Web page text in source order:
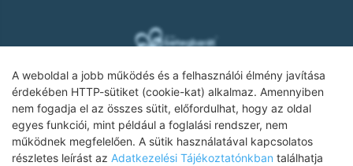
A weboldal a jobb működés és a felhasználói élmény javítása
érdekében HTTP-sütiket (cookie-kat) alkalmaz. Amennyiben
nem fogadja el az összes sütit, előfordulhat, hogy az oldal
egyes funkciói, mint például a foglalási rendszer, nem
működnek megfelelően. A sütik használatával kapcsolatos
részletes leírást az Adatkezelési Tájékoztatónkban találhatja
Adatkezelési tájékoztató
Impresszum